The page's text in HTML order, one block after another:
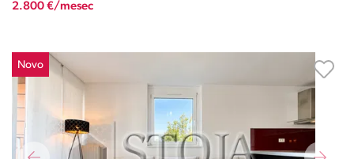
2.800 €/mesec
Novo